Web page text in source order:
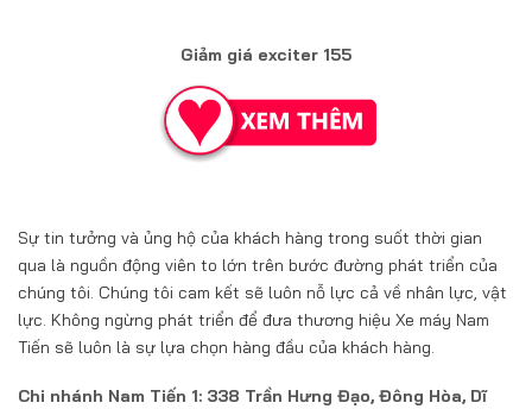
Giảm giá exciter 155
Sự tin tưởng và ủng hộ của khách hàng trong suốt thời gian
qua là nguồn động viên to lớn trên bước đường phát triển của
chúng tôi. Chúng tôi cam kết sẽ luôn nỗ lực cả về nhân lực, vật
lực. Không ngừng phát triển để đưa thương hiệu Xe máy Nam
Tiến sẽ luôn là sự lựa chọn hàng đầu của khách hàng.
Chi nhánh Nam Tiến 1: 338 Trần Hưng Đạo, Đông Hòa, Dĩ